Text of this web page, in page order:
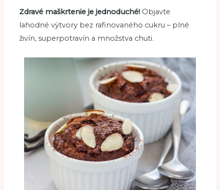
Zdravé maškrtenie je jednoduché! Objavte
lahodné výtvory bez rafinovaného cukru – plné
živín, superpotravín a množstva chuti.